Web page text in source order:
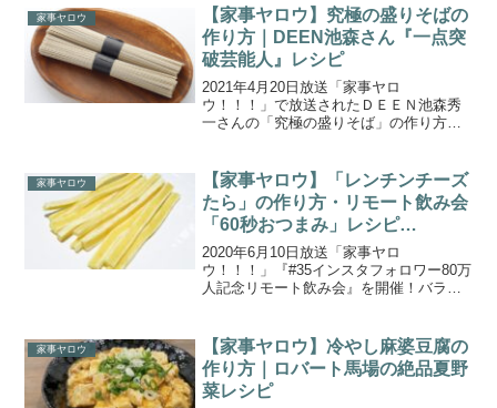
す。【家事ヤロウ】新世代餃子のレシピ4
選まとめ｜コン...
家事ヤロウ
【家事ヤロウ】究極の盛りそばの
作り方｜DEEN池森さん『一点突
破芸能人』レシピ
2021年4月20日放送「家事ヤロ
ウ！！！」で放送されたＤＥＥＮ池森秀
一さんの「究極の盛りそば」の作り方を
はオススメの乾麺蕎麦の食べ方を、カレ
ーアナのアナ内藤裕子さ...
家事ヤロウ
【家事ヤロウ】「レンチンチーズ
たら」の作り方・リモート飲み会
「60秒おつまみ」レシピ
(2020.6.10)
2020年6月10日放送「家事ヤロ
ウ！！！」『#35インスタフォロワー80万
人記念リモート飲み会』を開催！バラエ
ート飲み会を開催！ゲストには、指原莉
乃さん、バイきんぐ...
家事ヤロウ
【家事ヤロウ】冷やし麻婆豆腐の
作り方｜ロバート馬場の絶品夏野
菜レシピ